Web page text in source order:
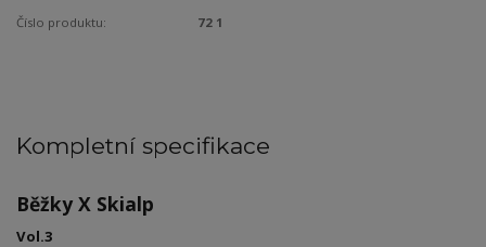
Číslo produktu: 72 1
Kompletní specifikace
Běžky X Skialp
Vol.3